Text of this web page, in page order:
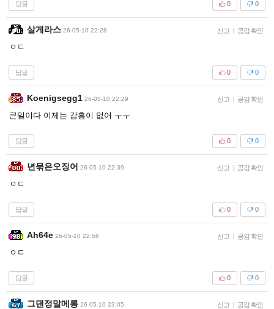
답글 0
0
살게라스 26-05-10 22:28 신고 | 공감 확인
ㅇㄷ
답글 0
0
Koenigsegg1 26-05-10 22:29 신고 | 공감 확인
큰일이다 이제는 감흥이 없어 ㅜㅜ
답글 0
0
년묶은오징어 26-05-10 22:39 신고 | 공감 확인
ㅇㄷ
답글 0
0
Ah64e 26-05-10 22:56 신고 | 공감 확인
ㅇㄷ
답글 0
0
그댄정말메롱 26-05-10 23:05 신고 | 공감 확인